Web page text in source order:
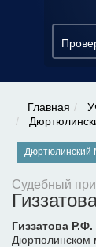
Главная
Судебный
Гиззатова Р.Ф.
Дюртюлинском